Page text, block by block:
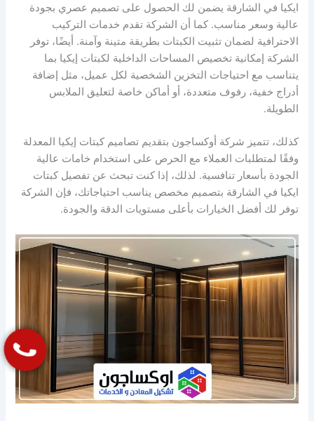
ايكيا في الشارقة يضمن لك الحصول على تصميم عصري بجودة
عالية وسعر مناسب. كما أن الشركة تقدم خدمات التركيب
الاحترافية لضمان تثبيت الكبتات بطريقة متينة وآمنة. أيضًا، توفر
الشركة إمكانية تخصيص المساحات الداخلية لكبتات إيكيا بما
يتناسب مع احتياجات التخزين الشخصية لكل عميل، مثل إضافة
أدراج خفية، رفوف متعددة، أو أماكن خاصة لتعليق الملابس
الطويلة.
كذلك، تتميز شركة أوكساجون بتقديم تصاميم كبتات إيكيا المعدلة
وفقًا لمتطلبات العملاء مع الحرص على استخدام خامات عالية
الجودة بأسعار تنافسية. لذلك، إذا كنت تبحث عن تفصيل كبتات
ايكيا في الشارقة بتصميم مخصص يناسب احتياجاتك، فإن الشركة
توفر لك أفضل الخيارات بأعلى مستويات الدقة والجودة.